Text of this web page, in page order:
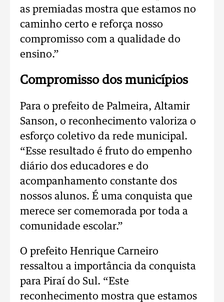
as premiadas mostra que estamos no
caminho certo e reforça nosso
compromisso com a qualidade do
ensino.”
Compromisso dos municípios
Para o prefeito de Palmeira, Altamir
Sanson, o reconhecimento valoriza o
esforço coletivo da rede municipal.
“Esse resultado é fruto do empenho
diário dos educadores e do
acompanhamento constante dos
nossos alunos. É uma conquista que
merece ser comemorada por toda a
comunidade escolar.”
O prefeito Henrique Carneiro
ressaltou a importância da conquista
para Piraí do Sul. “Este
reconhecimento mostra que estamos